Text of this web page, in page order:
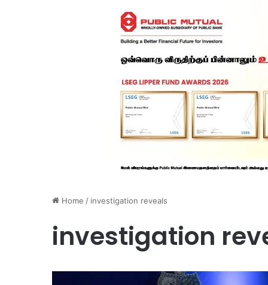
Home / investigation reveals
investigation